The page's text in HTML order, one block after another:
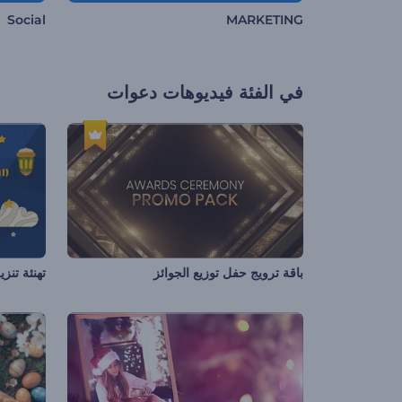
MARKETING
Social
في الفئة فيديوهات دعوات
باقة ترويج حفل توزيع الجوائز تهنئة